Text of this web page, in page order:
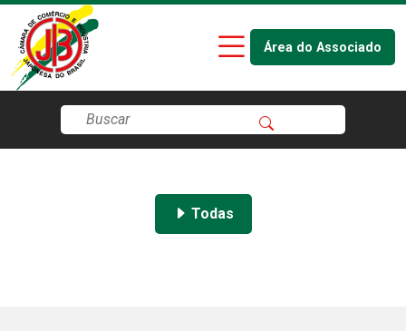
Área do Associado
Todas